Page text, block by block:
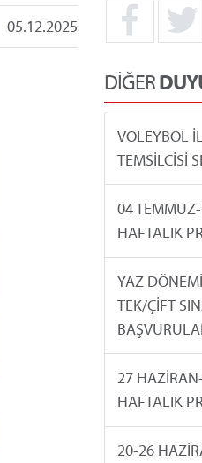
05.12.2025
DİĞER
VOLEYBOL
TEMSİLCİSİ
04
HAFTALIK
YAZ
TEK/ÇİFT
27
HAFTALIK
20-26